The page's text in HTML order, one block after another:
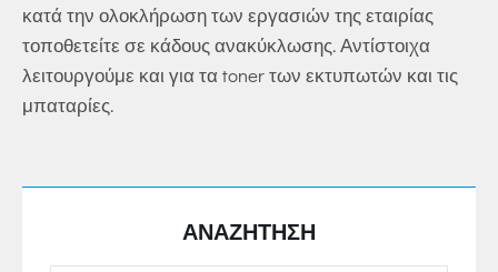
κατά την ολοκλήρωση των εργασιών της εταιρίας
τοποθετείτε σε κάδους ανακύκλωσης. Αντίστοιχα
λειτουργούμε και για τα toner των εκτυπωτών και τις
μπαταρίες.
ΑΝΑΖΗΤΗΣΗ